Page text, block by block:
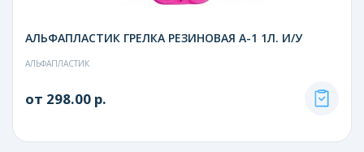
АЛЬФАПЛАСТИК ГРЕЛКА РЕЗИНОВАЯ А-1 1Л. И/У
АЛЬФАПЛАСТИК
от 298.00 р.